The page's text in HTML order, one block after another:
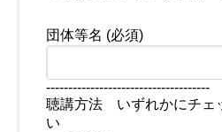
団体等名 (必須)
-------------------------------------
聴講方法 いずれかにチェ
い